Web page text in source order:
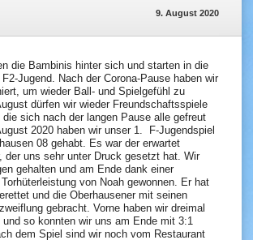
9. August 2020
die Bambinis hinter sich und starten in die
Jugend. Nach der Corona-Pause haben wir
um wieder Ball- und Spielgefühl zu
dürfen wir wieder Freundschaftsspiele
sich nach der langen Pause alle gefreut
2020 haben wir unser 1. F-Jugendspiel
08 gehabt. Es war der erwartet
der uns sehr unter Druck gesetzt hat. Wir
gehalten und am Ende dank einer
von Noah gewonnen. Er hat
und die Oberhausener mit seinen
gebracht. Vorne haben wir dreimal
so konnten wir uns am Ende mit 3:1
dem Spiel sind wir noch vom Restaurant